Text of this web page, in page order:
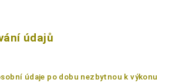
údajů
údaje po dobu nezbytnou k výkonu